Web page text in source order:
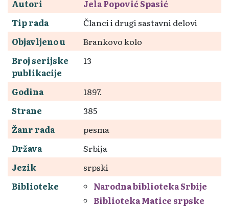
Autori
Jela Popović Spasić
Tip rada
Članci i drugi sastavni delovi
Objavljeno u
Brankovo kolo
Broj serijske
publikacije
13
Godina
1897.
Strane
385
Žanr rada
pesma
Država
Srbija
Jezik
srpski
Biblioteke
Narodna biblioteka Srbije
Biblioteka Matice srpske